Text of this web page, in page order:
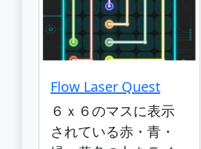
Flow Laser Quest
６ｘ６のマスに表示
されている赤・青・